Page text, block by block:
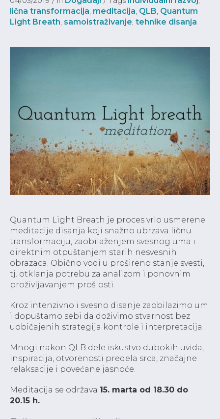
lična transformacija, meditacija, QLB, Quantum
Light Breath, samoistraživanje, tehnike disanja
Quantum Light Breath je proces vrlo usmerene
meditacije disanja koji snažno ubrzava ličnu
transformaciju, zaobilaženjem svesnog uma i
direktnim otpuštanjem starih nesvesnih
obrazaca. Obično vodi u prošireno stanje svesti,
tj. otklanja potrebu za analizom i ponovnim
proživljavanjem prošlosti.
Kroz intenzivno i svesno disanje zaobilazimo um
i dopuštamo sebi da doživimo stvarnost bez
uobičajenih strategija kontrole i interpretacija.
Mnogi nakon QLB dele iskustvo dubokih uvida,
inspiracija, otvorenosti predela srca, značajne
relaksacije i povećane jasnoće.
Meditacija se održava 15. marta od 18.30 do
20.15 h.